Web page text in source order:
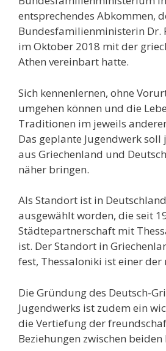
entsprechendes Abkommen,
Bundesfamilienministerin Dr.
im Oktober 2018 mit der
Athen vereinbart hatte.
Sich kennenlernen, ohne
umgehen können und die
Traditionen im jeweils
Das geplante Jugendwerk soll
aus Griechenland und
näher bringen.
Als Standort ist in
ausgewählt worden, die seit
Städtepartnerschaft mit
ist. Der Standort in
fest, Thessaloniki ist einer der
Die Gründung des Deutsch-
Jugendwerks ist zudem ein
die Vertiefung der
Beziehungen zwischen beiden